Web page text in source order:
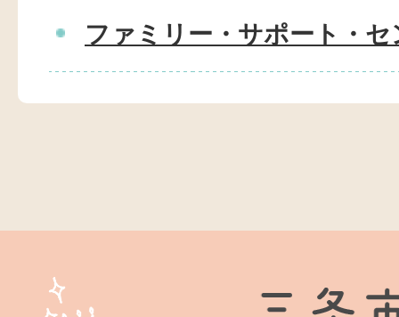
ファミリー・サポート・